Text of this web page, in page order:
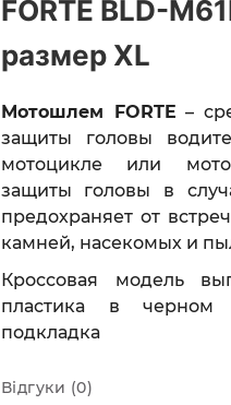
FORTE BLD-
размер XL
Мотошлем FORTE –
защиты головы
мотоцикле или
защиты головы в
предохраняет от
камней, насекомых и
Кроссовая модель
пластика в черном
подкладка
Відгуки (0)